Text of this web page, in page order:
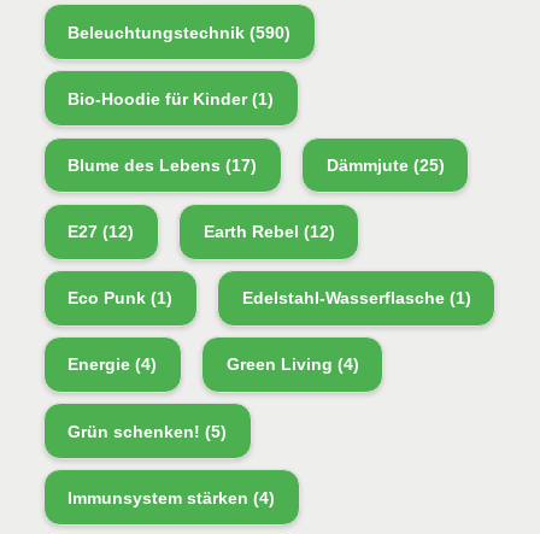
Beleuchtungstechnik (590)
Bio-Hoodie für Kinder(1)
Blume des Lebens (17) Dämmjute(25)
E27 (12) Earth Rebel (12)
Eco Punk (1) Edelstahl-Wasserflasche(1)
Energie (4) Green Living (4)
Grün schenken! (5)
Immunsystem stärken (4)